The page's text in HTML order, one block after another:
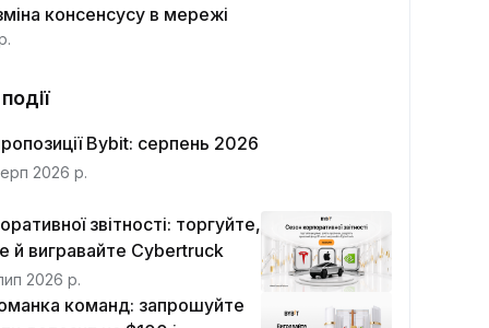
консенсусу в мережі
Bybit: серпень 2026
2026 р.
звітності: торгуйте,
й вигравайте Cybertruck
2026 р.
команд: запрошуйте